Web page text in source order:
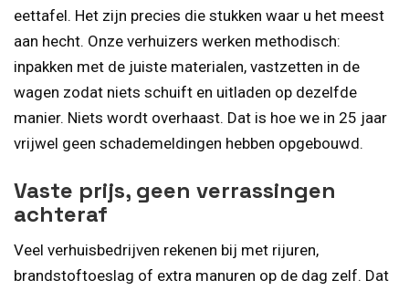
eettafel. Het zijn precies die stukken waar u het meest
aan hecht. Onze verhuizers werken methodisch:
inpakken met de juiste materialen, vastzetten in de
wagen zodat niets schuift en uitladen op dezelfde
manier. Niets wordt overhaast. Dat is hoe we in 25 jaar
vrijwel geen schademeldingen hebben opgebouwd.
Vaste prijs, geen verrassingen
achteraf
Veel verhuisbedrijven rekenen bij met rijuren,
brandstoftoeslag of extra manuren op de dag zelf. Dat